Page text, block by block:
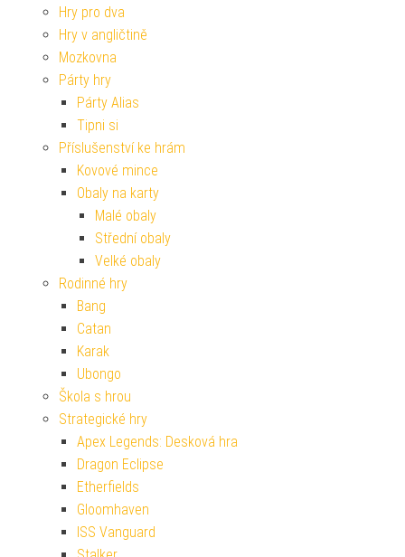
Hry pro dva
Hry v angličtině
Mozkovna
Párty hry
Párty Alias
Tipni si
Příslušenství ke hrám
Kovové mince
Obaly na karty
Malé obaly
Střední obaly
Velké obaly
Rodinné hry
Bang
Catan
Karak
Ubongo
Škola s hrou
Strategické hry
Apex Legends: Desková hra
Dragon Eclipse
Etherfields
Gloomhaven
ISS Vanguard